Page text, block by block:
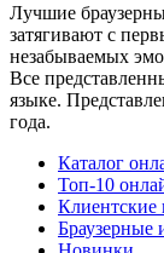
Лучшие
затягивают с
незабываемых
Все
языке.
года.
Каталог
Топ-10
Клиентские
Браузерные